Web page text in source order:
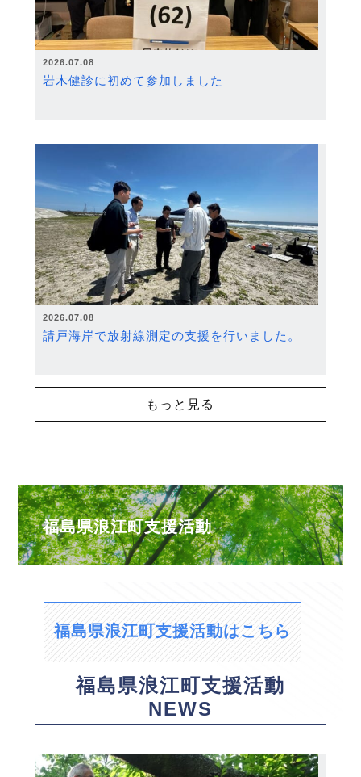
2026.07.08
岩木健診に初めて参加しました
2026.07.08
請戸海岸で放射線測定の支援を行いました。
もっと見る
福島県浪江町支援活動
福島県浪江町支援活動はこちら
福島県浪江町支援活動
NEWS